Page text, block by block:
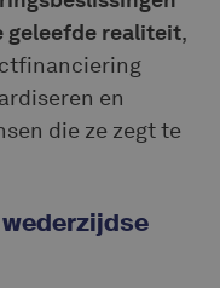
geleefde realiteit,
en
die ze zegt te
wederzijdse